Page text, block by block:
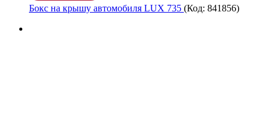
Бокс на крышу автомобиля LUX 735 (Код: 841856)